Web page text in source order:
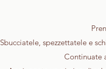
Sbucciatele, spezzettatele e
Continuate